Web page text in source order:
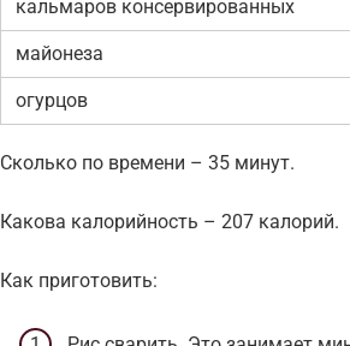
кальмаров консервированных
майонеза
огурцов
Сколько по времени – 35 минут.
Какова калорийность – 207 калорий.
Как приготовить: